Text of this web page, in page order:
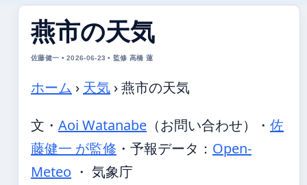
燕市の天気
佐藤健一 • 2026-06-23 • 監修 高橋 蓮
ホーム › 天気 ›燕市の天気
文・ Aoi Watanabe （お問い合わせ） ・ 佐
藤健一 が監修 ・ 予報データ： Open-
Meteo ・ 気象庁